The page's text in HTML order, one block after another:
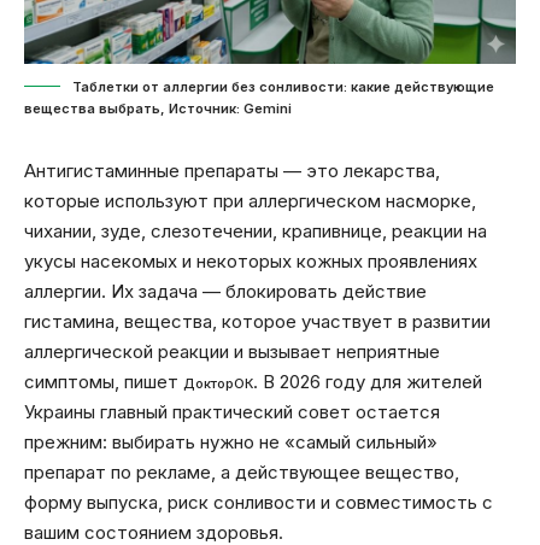
Таблетки от аллергии без сонливости: какие действующие
вещества выбрать, Источник: Gemini
Антигистаминные препараты — это лекарства,
которые используют при аллергическом насморке,
чихании, зуде, слезотечении, крапивнице, реакции на
укусы насекомых и некоторых кожных проявлениях
аллергии. Их задача — блокировать действие
гистамина, вещества, которое участвует в развитии
аллергической реакции и вызывает неприятные
симптомы, пишет ДокторОК. В 2026 году для жителей
Украины главный практический совет остается
прежним: выбирать нужно не «самый сильный»
препарат по рекламе, а действующее вещество,
форму выпуска, риск сонливости и совместимость с
вашим состоянием здоровья.